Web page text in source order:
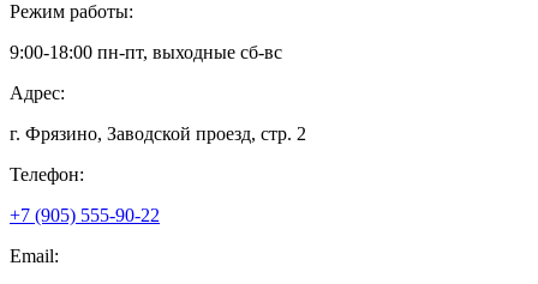
Режим работы:
9:00-18:00 пн-пт, выходные сб-вс
Адрес:
г. Фрязино, Заводской проезд, стр. 2
Телефон:
+7 (905) 555-90-22
Email: